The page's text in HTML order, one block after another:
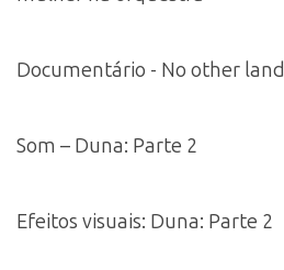
Documentário - No other land
Som – Duna: Parte 2
Efeitos visuais: Duna: Parte 2